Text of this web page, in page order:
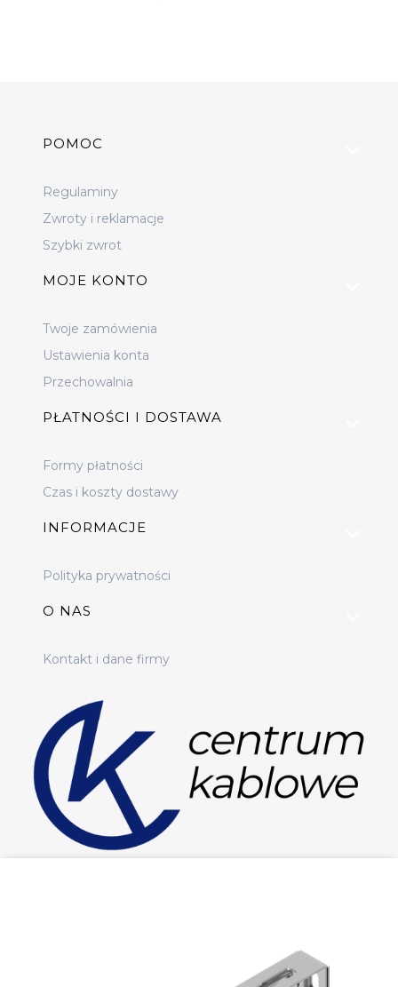
Linki w stopce
POMOC
Regulaminy
Zwroty i reklamacje
Szybki zwrot
MOJE KONTO
Twoje zamówienia
Ustawienia konta
Przechowalnia
PŁATNOŚCI I DOSTAWA
Formy płatności
Czas i koszty dostawy
INFORMACJE
Polityka prywatności
O NAS
Kontakt i dane firmy